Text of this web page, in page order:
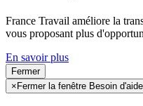
France Travail améliore la
vous proposant plus
En savoir plus
Fermer
× Fermer la fenêtre Besoin